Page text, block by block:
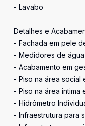
- Lavabo
Detalhes e
- Fachada em pele
- Medidores de
- Acabamento em
- Piso na área social
- Piso na área intima
- Hidrômetro
- Infraestrutura para